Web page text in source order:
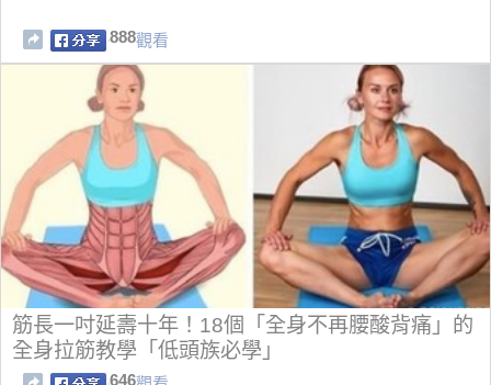
888觀看
筋長一吋延壽十年！18個「全身不再腰酸背痛」的
全身拉筋教學「低頭族必學」
646